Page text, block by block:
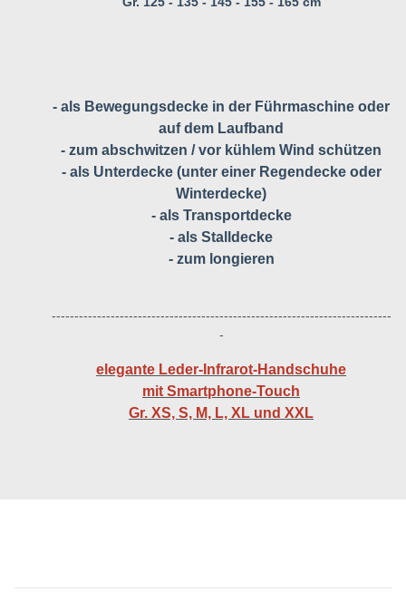
- als Bewegungsdecke in der Führmaschine oder
auf dem Laufband
- zum abschwitzen / vor kühlem Wind schützen
- als Unterdecke (unter einer Regendecke oder
Winterdecke)
- als Transportdecke
- als Stalldecke
- zum longieren
---------------------------------------------------------------------------
-
elegante Leder-Infrarot-Handschuhe
mit Smartphone-Touch
Gr. XS, S, M, L, XL und XXL